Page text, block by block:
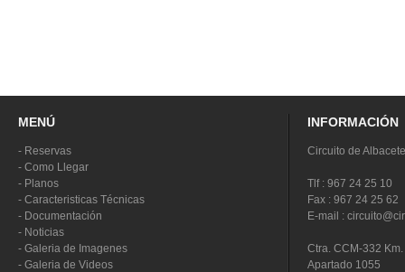
MENÚ
- Reservas
- Como Llegar
- Planos
- Caracteristicas Técnicas
- Documentación
- Noticias
- Galeria de Imagenes
- Galeria de Videos
INFORMACIÓN
Circuito de Albacete
Tlf : 967 24 25 10
Fax : 967 24 25 62
E-mail :
Ctra. CCM-332
Apartado 1055